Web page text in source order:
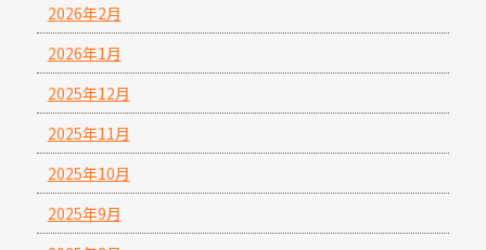
2026年2月
2026年1月
2025年12月
2025年11月
2025年10月
2025年9月